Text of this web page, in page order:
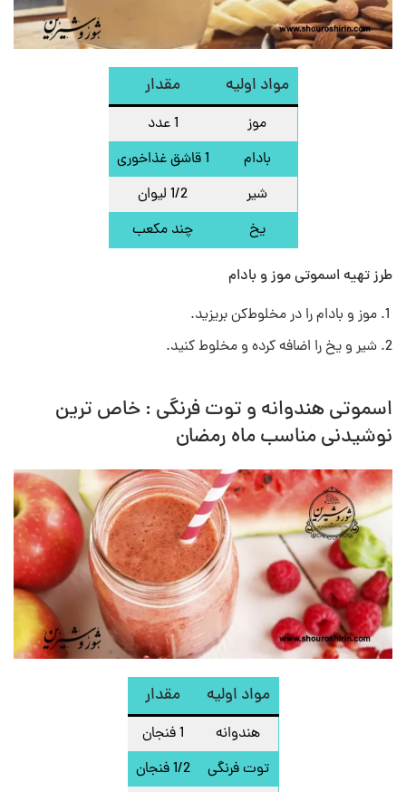
مواد اولیه مقدار
موز
1 عدد
بادام
1 قاشق غذاخوری
شیر
1/2 لیوان
یخ
چند مکعب
طرز تهیه اسموتی‌ موز و بادام
موز و بادام را در مخلوط‌کن بریزید.
شیر و یخ را اضافه کرده و مخلوط کنید.
اسموتی هندوانه و توت فرنگی : خاص ترین
نوشیدنی مناسب ماه رمضان
مواد اولیه مقدار
هندوانه
1 فنجان
توت فرنگی
1/2 فنجان